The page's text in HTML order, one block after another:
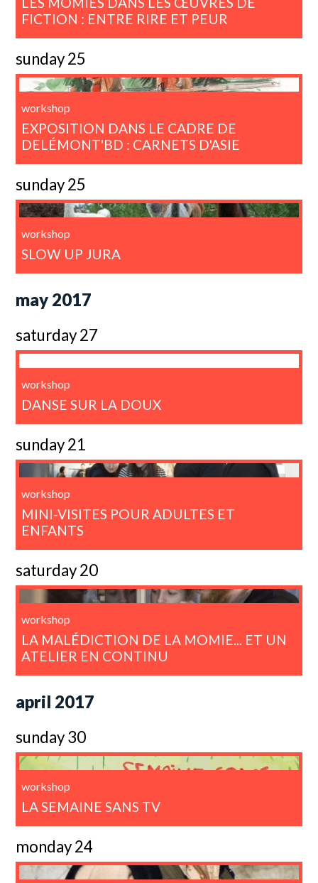
FICTION : ENTRE RIRE ET PEUR
sunday 25
workshop
EXPOSITION DANS LE CADRE DE
DELÉMONT'BD : CARNETS D'ASIE
sunday 25
workshop
SLOW UP JURA
may 2017
saturday 27
workshop
DANSE SUR LA DOUX
sunday 21
workshop
MINI-VISITES POUR ADULTES ET
ENFANTS
saturday 20
workshop
LA MALÉDICTION DE LA MOMIE... ET UN
ATELIER EN CONTINU
april 2017
sunday 30
workshop
LA SEMAINE SANS TV
monday 24